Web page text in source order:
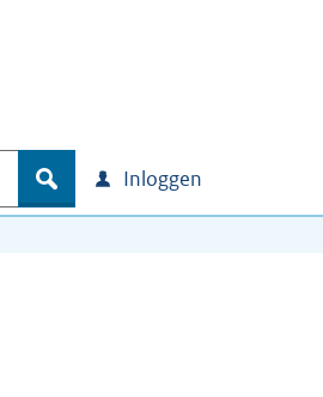
zoek Inloggen